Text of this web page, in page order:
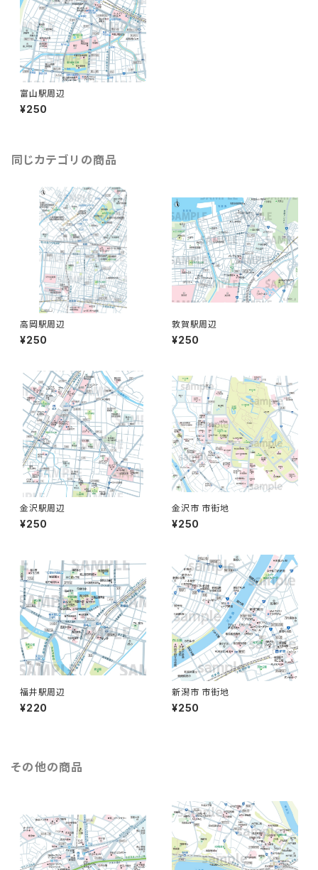
富山駅周辺
¥250
同じカテゴリの商品
高岡駅周辺
¥250
敦賀駅周辺
¥250
金沢駅周辺
¥250
金沢市 市街地
¥250
福井駅周辺
¥220
新潟市 市街地
¥250
その他の商品